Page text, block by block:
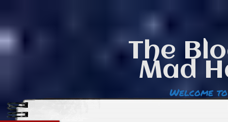
The
Mad
Welcome